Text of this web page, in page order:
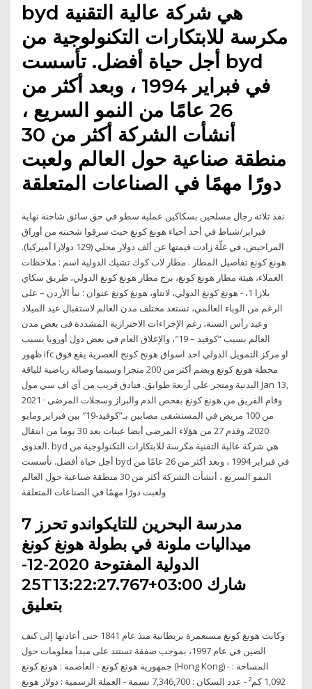
byd هي شركة عالية التقنية
مكرسة للابتكارات التكنولوجية من
أجل حياة أفضل. تأسست byd
في فبراير 1994 ، وبعد أكثر من
26 عامًا من النمو السريع ،
أنشأت الشركة أكثر من 30
منطقة صناعية حول العالم ولعبت
دورًا مهمًا في الصناعات المتعلقة
نفذ ثلاثة رجال مسلحين بسكاكين عملية سطو في حق سائق شاحنة نهاية
فبراير/شباط في أحد أحياء هونغ كونغ حيث سرقوا شحنته من أوراق
المراحيض، في غلّة زادت قيمتها عن ألف دولار محلي (129 دولارا أميركيا).
هونغ كونغ تفاصيل المطار . مطار لاب كوك تشيك الدولية اسم : ملاحظات
العملاء، هيئة مطار هونغ كونغ، برج مطار هونغ كونغ الدولي، طريق سكاي
بلازا 1، - هونغ كونغ الدولي، لانتاو، هونغ كونغ عنوان : نبأ الأردن – على
الرغم من الوباء العالمي، تستعد مختلف مدن العالم لاستقبال عيد الميلاد
وعيد رأس السنة، رغم الإجراءات الاحترازية المشددة فى بعض مدن
العالم بسبب “كوفيد – 19″، والإغلاق العام في بعض دول أوروبا بسبب
ظهور ifc او مركز التمويل الدولي احد اسواق هونج كونج العصرية يقع فوق
محطة هونغ كونغ ويضم أكثر من 200 متجرا وسينما وصالة رياضية للياقة
البدنية ومتجر على أربعة طوابق. فنادق قريب من آي اف سي مول Jan 13,
2021 · وقام الفريق من هونغ كونغ بفحص الدم والبراز وسجلات المرضى
من 100 مريض في المستشفى مصابين بـ”كوفيد-19″ بين فبراير ومايو
2020، وقدم 27 من هؤلاء المرضى أيضا عينات بعد 30 يوما من انتقال
العدوى. byd هي شركة عالية التقنية مكرسة للابتكارات التكنولوجية من
أجل حياة أفضل. تأسست byd في فبراير 1994 ، وبعد أكثر من 26 عامًا من
النمو السريع ، أنشأت الشركة أكثر من 30 منطقة صناعية حول العالم
ولعبت دورًا مهمًا في الصناعات المتعلقة
مدرسة البحرين للتايكواندو تحرز 7
ميداليات ملونة في بطولة هونغ كونغ
الدولية المفتوحة 2020-12-
25T13:22:27.767+03:00 شارك
بتعليق
وكانت هونغ كونغ مستعمرة بريطانية منذ عام 1841 حتى أعادتها إلى كنف
الصين في عام 1997، بموجب صفقة تستند على مبدأ معلومات حول
جمهورية هونغ كونغ - العاصمة : هونغ كونغ (Hong Kong) - المساحة :
1,092 كم² - عدد السكان : 7,346,700 نسمة - العملة الرسمية : دولار هونغ